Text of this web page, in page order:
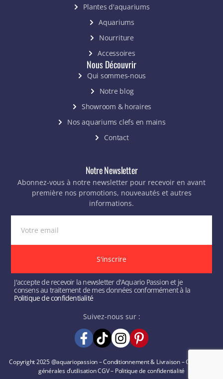
Plantes d'aquariums
Aquariums
Nourriture
Accessoires
Nous Découvrir
Qui sommes-nous
Notre blog
Showroom & horaires
Nos aquariums clefs en mains
Contact
Notre Newsletter
Abonnez-vous à notre newsletter pour recevoir en avant
première nos promotions, nouveautés et autres
informations.
J'accepte de recevoir la newsletter d'Aquario Passion et je
consens au traitement de mes données conformément à la
Politique de confidentialité
S'inscrire
Suivez-nous sur :
Copyright 2025 @aquariopassion –Conditionnement & Livraison–Conditions
générales d’utilisationCGV– Politique de confidentialité